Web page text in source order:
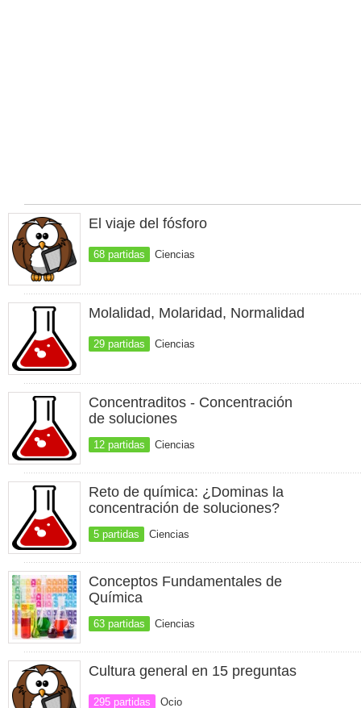
El viaje del fósforo
68 partidas Ciencias
Molalidad, Molaridad, Normalidad
29 partidas Ciencias
Concentraditos - Concentración
de soluciones
12 partidas Ciencias
Reto de química: ¿Dominas la
concentración de soluciones?
5 partidas Ciencias
Conceptos Fundamentales de
Química
63 partidas Ciencias
Cultura general en 15 preguntas
295 partidas Ocio